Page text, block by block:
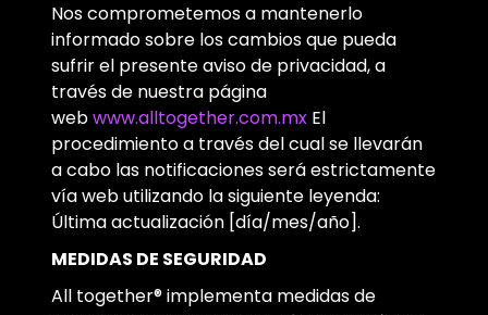
Nos comprometemos a mantenerlo
informado sobre los cambios que pueda
sufrir el presente aviso de privacidad, a
través de nuestra página
webwww.alltogether.com.mx El
procedimiento a través del cual se llevarán
a cabo las notificaciones será estrictamente
vía web utilizando la siguiente leyenda:
Última actualización [día/mes/año].
MEDIDAS DE SEGURIDAD
All together® implementa medidas de